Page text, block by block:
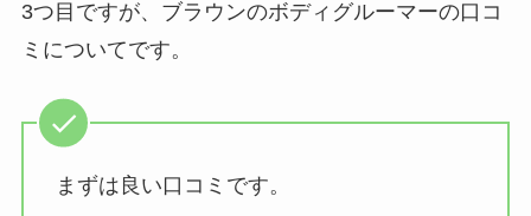
3つ目ですが、ブラウンのボディグルーマーの口コ
ミについてです。
まずは良い口コミです。